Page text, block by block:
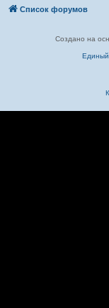
Список форумов
Создано на
Единый